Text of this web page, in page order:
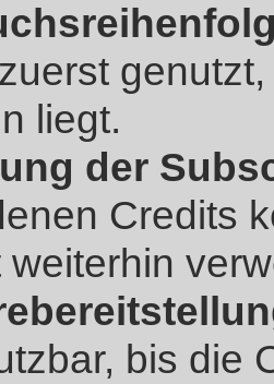
liegt.
der
Credits
weiterhin
bis die